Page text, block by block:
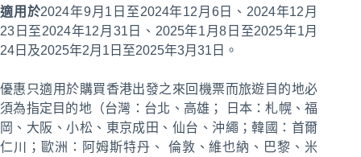
適用於2024年9月1日至2024年12月6日、2024年12月
23日至2024年12月31日、2025年1月8日至2025年1月
24日及2025年2月1日至2025年3月31日。
優惠只適用於購買香港出發之來回機票而旅遊目的地必
須為指定目的地（台灣：台北、高雄； 日本：札幌、福
岡、大阪、小松、東京成田、仙台、沖繩；韓國：首爾
仁川；歐洲：阿姆斯特丹、 倫敦、維也納、巴黎、米